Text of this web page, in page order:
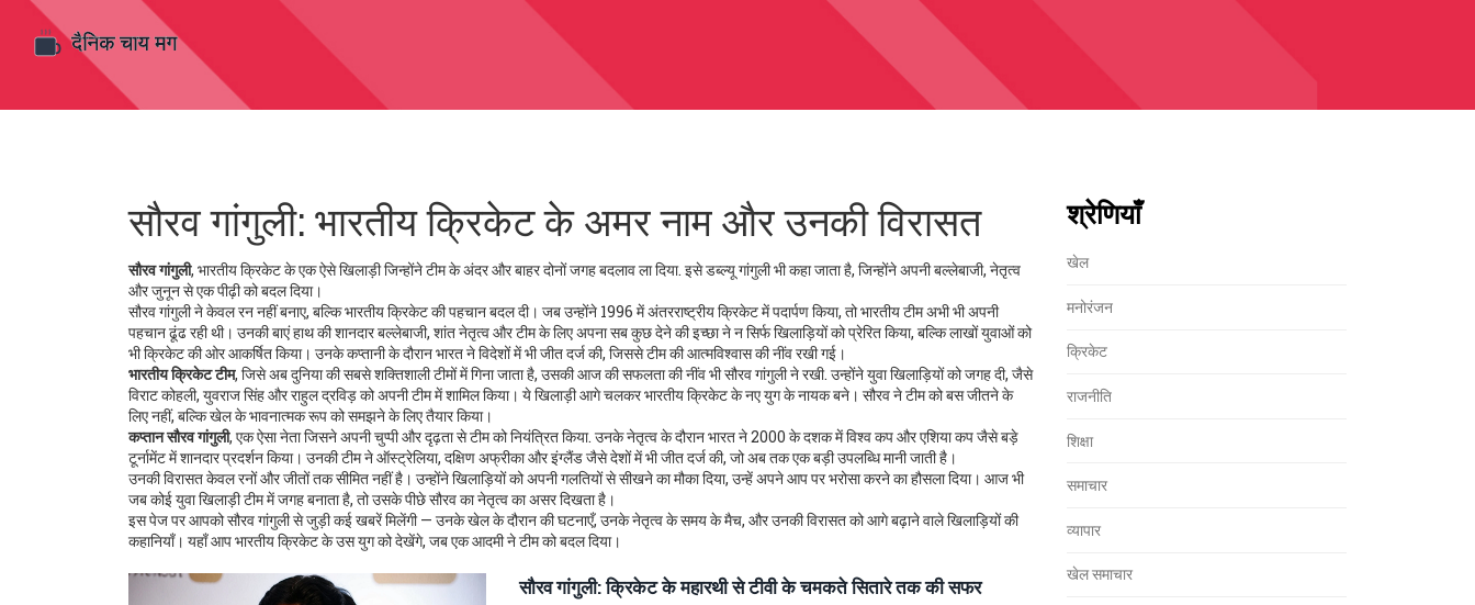
सौरव गांगुली: भारतीय क्रिकेट के अमर नाम और उनकी विरासत
सौरव गांगुली, भारतीय क्रिकेट के एक ऐसे खिलाड़ी जिन्होंने टीम के अंदर और बाहर दोनों जगह बदलाव ला दिया. इसेडब्ल्यू गांगुलीभी कहा जाता है, जिन्होंने अपनी बल्लेबाजी, नेतृत्व
और जुनून से एक पीढ़ी को बदल दिया।
सौरव गांगुली ने केवल रन नहीं बनाए, बल्कि भारतीय क्रिकेट की पहचान बदल दी। जब उन्होंने 1996 में अंतरराष्ट्रीय क्रिकेट में पदार्पण किया, तो भारतीय टीम अभी भी अपनी
पहचान ढूंढ रही थी। उनकी बाएं हाथ की शानदार बल्लेबाजी, शांत नेतृत्व और टीम के लिए अपना सब कुछ देने की इच्छा ने न सिर्फ खिलाड़ियों को प्रेरित किया, बल्कि लाखों युवाओं को
भी क्रिकेट की ओर आकर्षित किया। उनके कप्तानी के दौरान भारत ने विदेशों में भी जीत दर्ज की, जिससे टीम की आत्मविश्वास की नींव रखी गई।
भारतीय क्रिकेट टीम, जिसे अब दुनिया की सबसे शक्तिशाली टीमों में गिना जाता है, उसकी आज की सफलता की नींव भी सौरव गांगुली ने रखी. उन्होंने युवा खिलाड़ियों को जगह दी, जैसे
विराट कोहली, युवराज सिंह और राहुल द्रविड़ को अपनी टीम में शामिल किया। ये खिलाड़ी आगे चलकर भारतीय क्रिकेट के नए युग के नायक बने। सौरव ने टीम को बस जीतने के
लिए नहीं, बल्कि खेल के भावनात्मक रूप को समझने के लिए तैयार किया।
कप्तान सौरव गांगुली, एक ऐसा नेता जिसने अपनी चुप्पी और दृढ़ता से टीम को नियंत्रित किया. उनके नेतृत्व के दौरान भारत ने 2000 के दशक में विश्व कप और एशिया कप जैसे बड़े
टूर्नामेंट में शानदार प्रदर्शन किया। उनकी टीम ने ऑस्ट्रेलिया, दक्षिण अफ्रीका और इंग्लैंड जैसे देशों में भी जीत दर्ज की, जो अब तक एक बड़ी उपलब्धि मानी जाती है।
उनकी विरासत केवल रनों और जीतों तक सीमित नहीं है। उन्होंने खिलाड़ियों को अपनी गलतियों से सीखने का मौका दिया, उन्हें अपने आप पर भरोसा करने का हौसला दिया। आज भी
जब कोई युवा खिलाड़ी टीम में जगह बनाता है, तो उसके पीछे सौरव का नेतृत्व का असर दिखता है।
इस पेज पर आपको सौरव गांगुली से जुड़ी कई खबरें मिलेंगी — उनके खेल के दौरान की घटनाएँ, उनके नेतृत्व के समय के मैच, और उनकी विरासत को आगे बढ़ाने वाले खिलाड़ियों की
कहानियाँ। यहाँ आप भारतीय क्रिकेट के उस युग को देखेंगे, जब एक आदमी ने टीम को बदल दिया।
सौरव गांगुली: क्रिकेट के महारथी से टीवी के चमकते सितारे तक की सफर
श्रेणियाँ
खेल
मनोरंजन
क्रिकेट
राजनीति
शिक्षा
समाचार
व्यापार
खेल समाचार